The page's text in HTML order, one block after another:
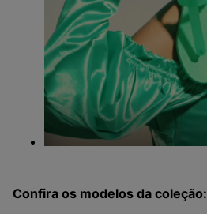
Confira os modelos da coleção: